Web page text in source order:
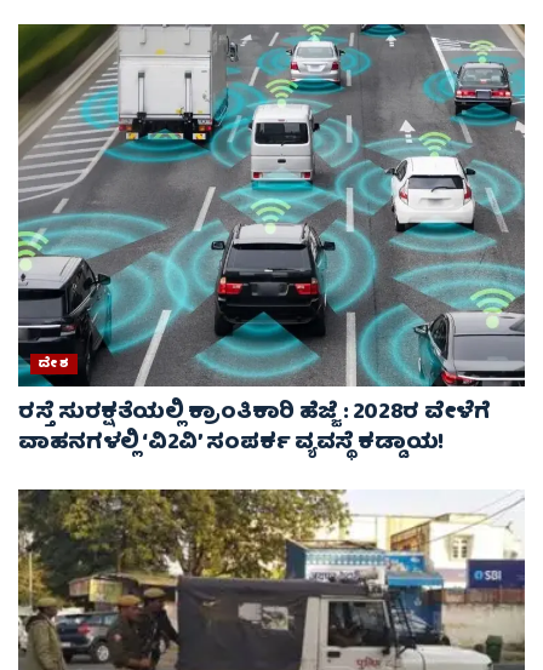
ದೇಶ
ರಸ್ತೆ ಸುರಕ್ಷತೆಯಲ್ಲಿ ಕ್ರಾಂತಿಕಾರಿ ಹೆಜ್ಜೆ : 2028ರ ವೇಳೆಗೆ
ವಾಹನಗಳಲ್ಲಿ ‘ವಿ2ವಿ’ ಸಂಪರ್ಕ ವ್ಯವಸ್ಥೆ ಕಡ್ಡಾಯ!